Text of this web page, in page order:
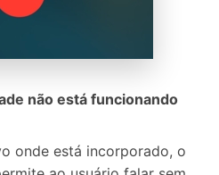
não está funcionando
onde está incorporado, o